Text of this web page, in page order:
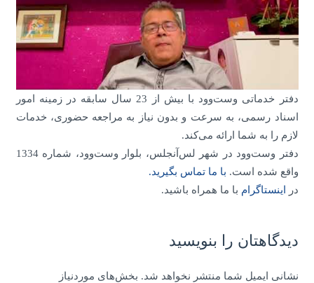
دفتر خدماتی وست‌وود با بیش از 23 سال سابقه در زمینه امور
اسناد رسمی، به سرعت و بدون نیاز به مراجعه حضوری، خدمات
لازم را به شما ارائه می‌کند.
دفتر وست‌وود در شهر لس‌آنجلس، بلوار وست‌وود، شماره 1334
واقع شده است. با ما تماس بگیرید.
در
اینستاگرام با ما همراه باشید.
دیدگاهتان را بنویسید
نشانی ایمیل شما منتشر نخواهد شد. بخش‌های موردنیاز